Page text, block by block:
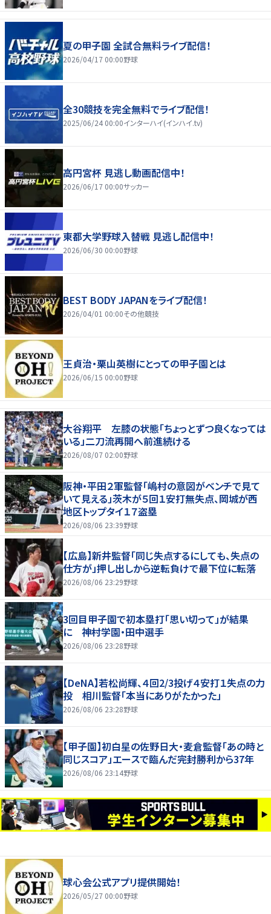
夏の甲子園 全試合無料ライブ配信！
2026/04/17 00:00野球
全30競技を完全無料でライブ配信！
2025/06/24 00:00インターハイ(インハイ.tv)
高円宮杯 見逃し動画配信中！
2026/06/17 00:00サッカー
東都大学野球入替戦 見逃し配信中！
2026/06/30 00:00野球
BEST BODY JAPANをライブ配信！
2026/04/01 00:00その他競技
王貞治・栗山英樹にとっての甲子園とは
2026/06/15 00:00野球
大谷翔平 左膝の状態「ちょっとずつ良くなっては
いる」二刀流再開へ前進続ける
2026/08/07 02:00野球
阪神・平田２軍監督「嶋村の意図がベンチで見て
いて見える」茨木が５回１安打無失点、岡城が西
地区トップタイ１７盗塁
2026/08/06 23:39野球
【広島】新井監督「同じ失点するにしても、失点の
仕方が」押し出しから逆転負けで最下位に転落
2026/08/06 23:29野球
3回目甲子園で初本塁打「思い切って」が結果
に 神村学園・田中選手
2026/08/06 23:28野球
【DeNA】若松尚輝、４回2/3投げ４安打１失点の力
投 相川監督「本当にありがたかった」
2026/08/06 23:28野球
【甲子園】初白星の佐野日大・麦倉監督「あの時と
同じスコア」エースで臨んだ完封勝利から37年
2026/08/06 23:14野球
球心会公式アプリ提供開始！
2026/05/27 00:00野球